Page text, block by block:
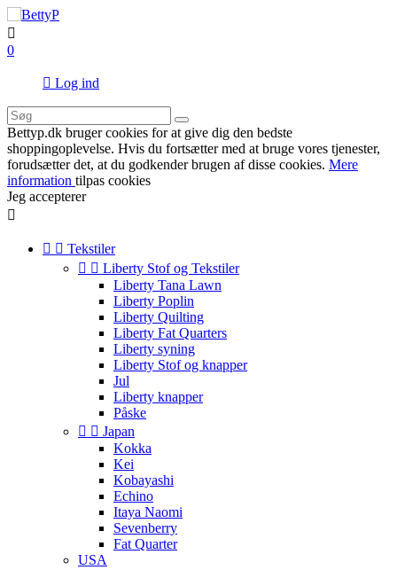

0
 Log ind
Bettyp.dk bruger cookies for at give dig den bedste
shoppingoplevelse. Hvis du fortsætter med at bruge vores tjenester,
forudsætter det, at du godkender brugen af disse cookies. Mere
information tilpas cookies
Jeg accepterer

  Tekstiler
  Liberty Stof og Tekstiler
Liberty Tana Lawn
Liberty Poplin
Liberty Quilting
Liberty Fat Quarters
Liberty syning
Liberty Stof og knapper
Jul
Liberty knapper
Påske
  Japan
Kokka
Kei
Kobayashi
Echino
Itaya Naomi
Sevenberry
Fat Quarter
USA